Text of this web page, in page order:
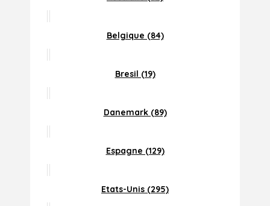
Belgique (84)
Bresil (19)
Danemark (89)
Espagne (129)
Etats-Unis (295)